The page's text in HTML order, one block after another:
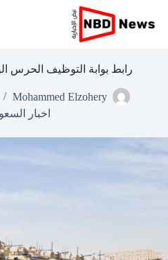
إلى
المحتوى
رابط بوابة التوظيف الحرس
Mohammed Elzohery
اخبار